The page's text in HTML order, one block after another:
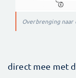
Overbrenging naar
direct mee met